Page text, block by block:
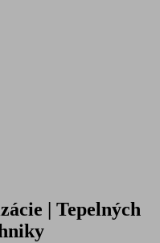
| Tepelných